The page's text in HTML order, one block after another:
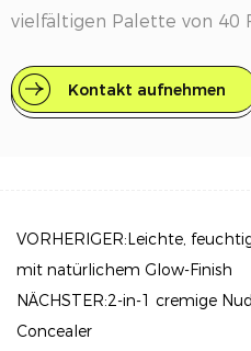
vielfältigen Palette von 40
perfekte Ergänzung für
finden.
zyklischen Silikonen,
Ölen, Gluten und anderen
was sie zu einer sicheren
macht.
Kontakt aufnehmen
VORHERIGER:Leichte,
mit natürlichem Glow-Finish
NÄCHSTER:2-in-1 cremige
Concealer